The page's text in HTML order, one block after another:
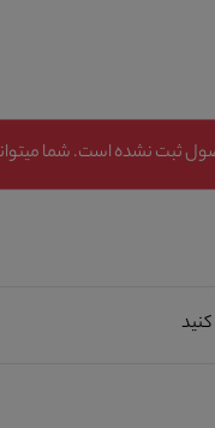
ثبت نشده است. شما